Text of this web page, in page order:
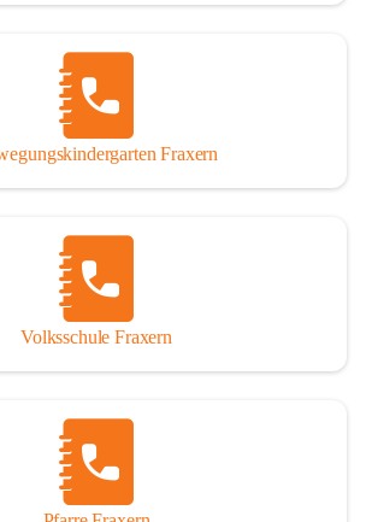
Fraxern
Volksschule Fraxern